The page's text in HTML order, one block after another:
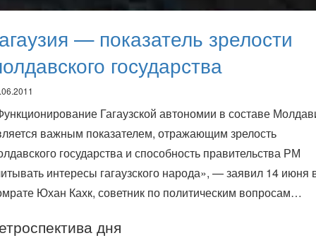
— показатель зрелости
государства
Гагаузской автономии в составе
важным показателем, отражающим зрелость
государства и способность правительства РМ
интересы гагаузского народа», — заявил 14 июня
Юхан Кахк, советник по политическим вопросам…
дня